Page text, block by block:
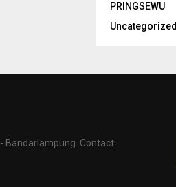
PRINGSEWU
Uncategorized
Bandarlampung. Contact: